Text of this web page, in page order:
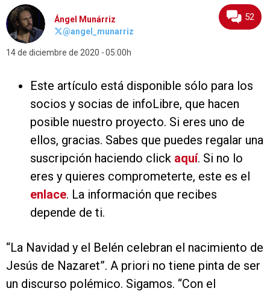
Ángel Munárriz
@angel_munarriz
14 de diciembre de 2020 05:00h
52
Este artículo está disponible sólo para los
socios y socias de infoLibre, que hacen
posible nuestro proyecto. Si eres uno de
ellos, gracias. Sabes que puedes regalar una
suscripción haciendo click aquí. Si no lo
eres y quieres comprometerte, este es el
enlace. La información que recibes
depende de ti.
“La Navidad y el Belén celebran el nacimiento de
Jesús de Nazaret”. A priori no tiene pinta de ser
un discurso polémico. Sigamos. “Con el